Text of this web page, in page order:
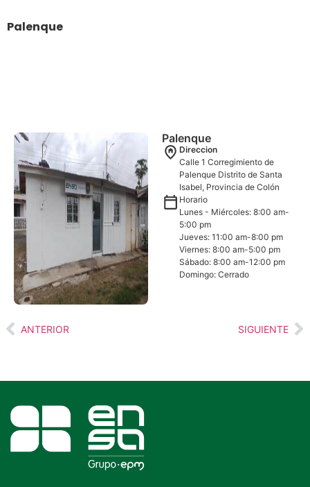
Palenque
Centros y agencias
Palenque
Direccion
Calle 1 Corregimiento de
Palenque Distrito de Santa
Isabel, Provincia de Colón
Horario
Lunes - Miércoles: 8:00 am-
5:00 pm
Jueves: 11:00 am-8:00 pm
Viernes: 8:00 am-5:00 pm
Sábado: 8:00 am-12:00 pm
Domingo: Cerrado
ANTERIOR SIGUIENTE